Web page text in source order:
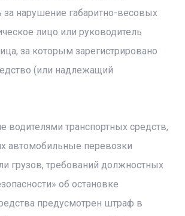
за нарушение габаритно-весовых
лицо или руководитель
за которым зарегистрировано
(или надлежащий
водителями транспортных средств,
автомобильные перевозки
грузов, требований должностных
об остановке
предусмотрен штраф в